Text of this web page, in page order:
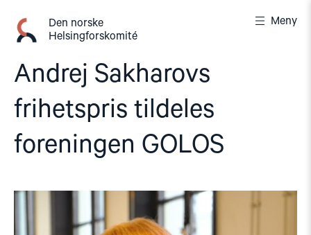
innhold
Den norske
Helsingforskomité
Meny
Andrej Sakharovs
frihetspris tildeles
foreningen GOLOS